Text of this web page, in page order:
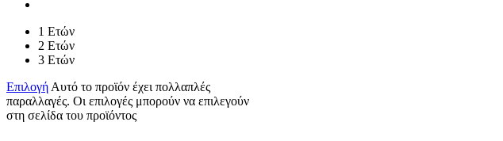
1 Ετών
2 Ετών
3 Ετών
Επιλογή Αυτό το προϊόν έχει πολλαπλές
παραλλαγές. Οι επιλογές μπορούν να επιλεγούν
στη σελίδα του προϊόντος